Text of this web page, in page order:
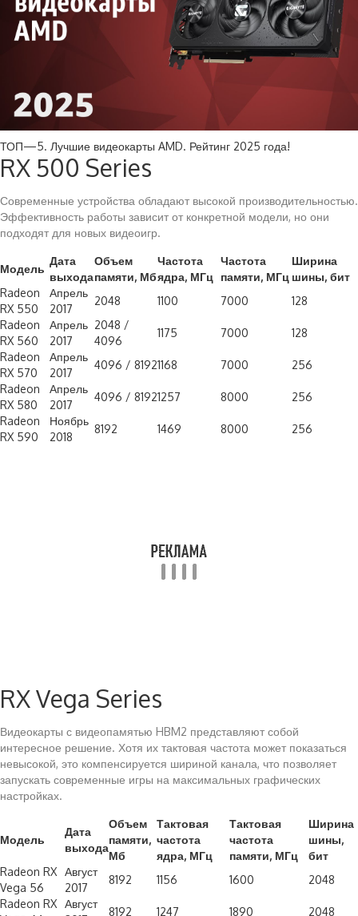
ТОП—5. Лучшие видеокарты AMD. Рейтинг 2025 года!
RX 500 Series
Современные устройства обладают высокой производительностью.
Эффективность работы зависит от конкретной модели, но они
подходят для новых видеоигр.
Модель
Дата
выхода
Объем
памяти, Мб
Частота
ядра, МГц
Частота
памяти, МГц
Ширина
шины, бит
Radeon
RX 550
Апрель
2017
2048 1100 7000
128
Radeon
RX 560
Апрель
2017
2048 /
4096
1175 7000
128
Radeon
RX 570
Апрель
2017
4096 / 81921168 7000
256
Radeon
RX 580
Апрель
2017
4096 / 81921257 8000
256
Radeon
RX 590
Ноябрь
2018
8192 1469 8000 256
RX Vega Series
Видеокарты с видеопамятью HBM2 представляют собой
интересное решение. Хотя их тактовая частота может показаться
невысокой, это компенсируется шириной канала, что позволяет
запускать современные игры на максимальных графических
настройках.
Модель
Дата
выхода
Объем
памяти,
Мб
Тактовая
частота
ядра, МГц
Тактовая
частота
памяти, МГц
Ширина
шины,
бит
Radeon RX
Vega 56
Август
2017
8192 1156 1600
2048
Radeon RX Август
8192 1247 1890
2048